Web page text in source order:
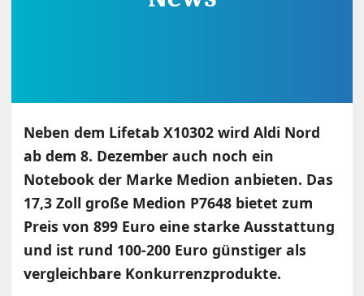
Neben dem Lifetab X10302 wird Aldi Nord
ab dem 8. Dezember auch noch ein
Notebook der Marke Medion anbieten. Das
17,3 Zoll große Medion P7648 bietet zum
Preis von 899 Euro eine starke Ausstattung
und ist rund 100-200 Euro günstiger als
vergleichbare Konkurrenzprodukte.